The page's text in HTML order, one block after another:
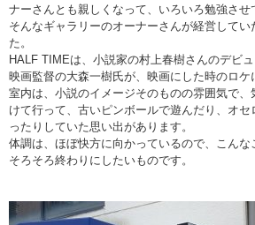
ナーさんとも親しくなって、いろいろ勉強させ
そんなギャラリーのオーナーさんが経営して
た。
HALF TIMEは、小説家の村上春樹さんのデビ
映画監督の大森一樹氏が、映画にした時のロケ
室内は、小説のイメージそのものの雰囲気で
けて行って、古いピンボールで遊んだり、オセ
ったりしていた思い出があります。
体調は、ほぼ快方に向かっているので、こんな
そろそろ終わりにしたいものです。